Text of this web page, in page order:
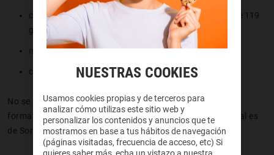
cámara gran angular de 8 megapíxeles con una visión de 119
grados
macro macrode 2 megapíxeles
cámara monocromo de 2 megapíxeles
No se nos olvida comentar que podemos grabar vídeo en
formato 4K a 30 imágenes por segundo. La cámara frontal es
de Sony y cuenta con 16 megapíxeles.
NUESTRAS COOKIES
Usamos cookies propias y de terceros para
analizar cómo utilizas este sitio web y
personalizar los contenidos y anuncios que te
mostramos en base a tus hábitos de navegación
(páginas visitadas, frecuencia de acceso, etc) Si